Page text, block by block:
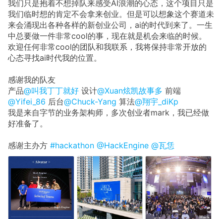
我们只是抱着不想掉队来感受AI浪潮的心态，这个项目只是
我们临时想的肯定不会拿来创业。但是可以想象这个赛道未
来会涌现出各种各样的新创业公司，ai的时代到来了。一生
中总要做一件非常cool的事，现在就是机会来临的时候。
欢迎任何非常cool的团队和我联系，我将保持非常开放的
心态寻找ai时代我的位置。
感谢我的队友
产品@叫我丁丁就好 设计@Xuan炫凯故事多 前端
@Yifei_86 后台@Chuck-Yang 算法@翔宇_diKp
我是来自字节的业务架构师，多次创业者mark，我已经做
好准备了。
感谢主办方 #hackathon @HackEngine @瓦恁